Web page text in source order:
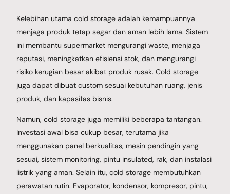
Kelebihan utama cold storage adalah kemampuannya
menjaga produk tetap segar dan aman lebih lama. Sistem
ini membantu supermarket mengurangi waste, menjaga
reputasi, meningkatkan efisiensi stok, dan mengurangi
risiko kerugian besar akibat produk rusak. Cold storage
juga dapat dibuat custom sesuai kebutuhan ruang, jenis
produk, dan kapasitas bisnis.
Namun, cold storage juga memiliki beberapa tantangan.
Investasi awal bisa cukup besar, terutama jika
menggunakan panel berkualitas, mesin pendingin yang
sesuai, sistem monitoring, pintu insulated, rak, dan instalasi
listrik yang aman. Selain itu, cold storage membutuhkan
perawatan rutin. Evaporator, kondensor, kompresor, pintu,